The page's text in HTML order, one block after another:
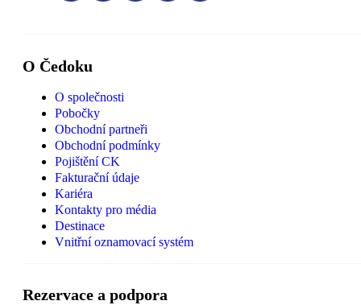
O Čedoku
O společnosti
Pobočky
Obchodní partneři
Obchodní podmínky
Pojištění CK
Fakturační údaje
Kariéra
Kontakty pro média
Destinace
Vnitřní oznamovací systém
Rezervace a podpora